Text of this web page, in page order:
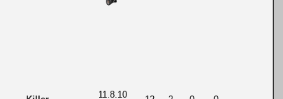
11.8.10